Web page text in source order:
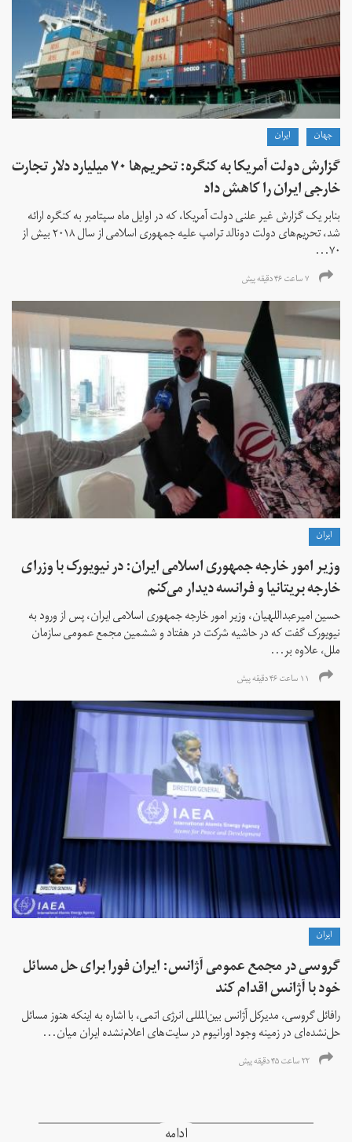
جهان ايران
گزارش دولت آمریکا به کنگره: تحریم‌ها ۷۰ میلیارد دلار تجارت
خارجی ایران را کاهش داد
بنابر یک گزارش غیر علنی دولت آمریکا، که در اوایل ماه سپتامبر به کنگره ارائه
شد، تحریم‌های دولت دونالد ترامپ علیه جمهوری اسلامی از سال ۲۰۱۸ بیش از
۷۰...
۷ ساعت ۴۶ دقیقه پیش
ايران
وزیر امور خارجه جمهوری اسلامی ایران: در نیویورک با وزرای
خارجه بریتانیا و فرانسه دیدار می‌کنم
حسین امیرعبداللهیان، وزیر امور خارجه جمهوری اسلامی ایران، پس از ورود به
نیویورک گفت که در حاشیه شرکت در هفتاد و ششمین مجمع عمومی سازمان
ملل، علاوه بر...
۱۱ ساعت ۴۶ دقیقه پیش
ايران
گروسی در مجمع عمومی آژانس: ایران فورا برای حل مسائل
خود با آژانس اقدام کند
رافائل گروسی، مدیرکل آژانس بین‌المللی انرژی اتمی، با اشاره به اینکه هنوز مسائل
حل‌نشده‌ای در زمینه وجود اورانیوم در سایت‌های اعلام‌نشده ایران میان...
۲۲ ساعت ۴۵ دقیقه پیش
ادامه